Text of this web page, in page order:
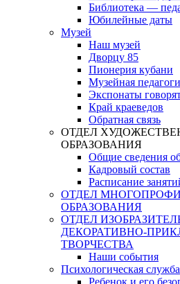
Библиотека —
Юбилейные даты
Музей
Наш музей
Дворцу 85
Пионерия кубани
Музейная
Экспонаты
Край краеведов
Обратная связь
ОТДЕЛ
ОБРАЗОВАНИЯ
Общие сведения
Кадровый состав
Расписание
ОТДЕЛ
ОБРАЗОВАНИЯ
ОТДЕЛ
ДЕКОРАТИВНО-
ТВОРЧЕСТВА
Наши события
Психологическая служба
Ребенок и его